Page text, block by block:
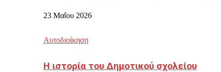
23 Μαΐου 2026
Αυτοδιοίκηση
Η ιστορία του Δημοτικού σχολείου